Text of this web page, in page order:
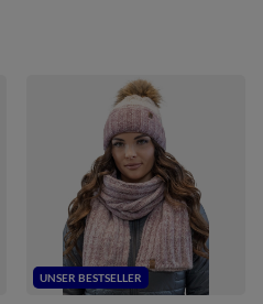
UNSER BESTSELLER